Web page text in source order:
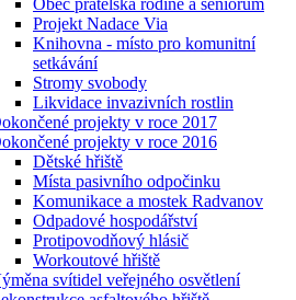
Obec přátelská rodině a seniorům
Projekt Nadace Via
Knihovna - místo pro komunitní
setkávání
Stromy svobody
Likvidace invazivních rostlin
projekty v roce 2017
projekty v roce 2016
Dětské hřiště
Místa pasivního odpočinku
Komunikace a mostek Radvanov
Odpadové hospodářství
Protipovodňový hlásič
Workoutové hřiště
svítidel veřejného osvětlení